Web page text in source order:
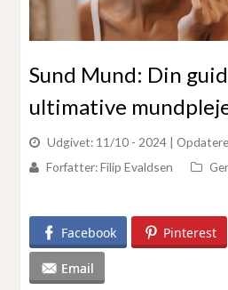
Sund Mund: Din
ultimative
Udgivet: 11/10 - 2024 |
Forfatter:Filip Evaldsen
Facebook Pinterest
Email